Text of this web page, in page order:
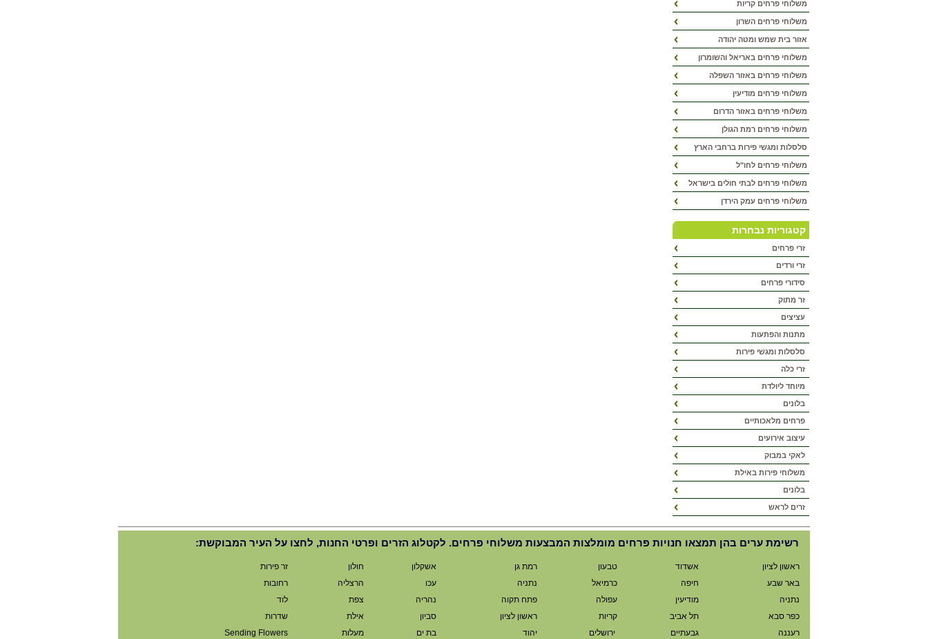
משלוחי פרחים קריות
משלוחי פרחים השרון
אזור בית שמש ומטה יהודה
משלוחי פרחים באריאל והשומרון
משלוחי פרחים באזור השפלה
משלוחי פרחים מודיעין
משלוחי פרחים באזור הדרום
משלוחי פרחים רמת הגולן
סלסלות ומגשי פירות ברחבי הארץ
משלוחי פרחים לחו"ל
משלוחי פרחים לבתי חולים בישראל
משלוחי פרחים עמק הירדן
קטגוריות נבחרות
זרי פרחים
זרי ורדים
סידורי פרחים
זר מתוק
עציצים
מתנות והפתעות
סלסלות ומגשי פירות
זרי כלה
מיוחד ליולדת
בלונים
פרחים מלאכותיים
עיצוב אירועים
לאקי במבוק
משלוחי פירות באילת
בלונים
זרים לראש
רשימת ערים בהן תמצאו חנויות פרחים מומלצות המבצעות משלוחי פרחים. לקטלוג הזרים ופרטי החנות, לחצו על העיר המבוקשת:
ראשון לציון אשדוד טבעון רמת גן אשקלון חולון
זר פירות
באר שבע
חיפה כרמיאל נתניה עכו הרצליה
רחובות
נתניה
מודיעין עפולה פתח תקוה נהריה צפת
לוד
כפר סבא
תל אביב קריות ראשון לציון סביון אילת
שדרות
רעננה
גבעתיים ירושלים יהוד בת ים מעלות Sending Flowers